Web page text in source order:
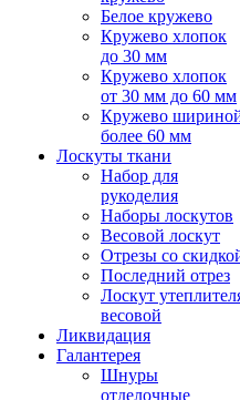
Белое кружево
Кружево хлопок
до 30 мм
Кружево хлопок
от 30 мм до 60 мм
Кружево
более 60 мм
Лоскуты ткани
Набор для
рукоделия
Наборы лоскутов
Весовой лоскут
Отрезы со
Последний отрез
Лоскут
весовой
Ликвидация
Галантерея
Шнуры
отделочные